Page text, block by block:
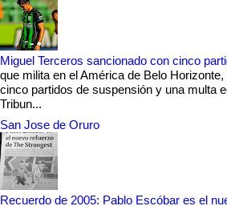
Miguel Terceros sancionado con cinco
que milita en el América de Belo
cinco partidos de suspensión y una multa
Tribun...
San Jose de Oruro
Recuerdo de 2005: Pablo Escóbar es el